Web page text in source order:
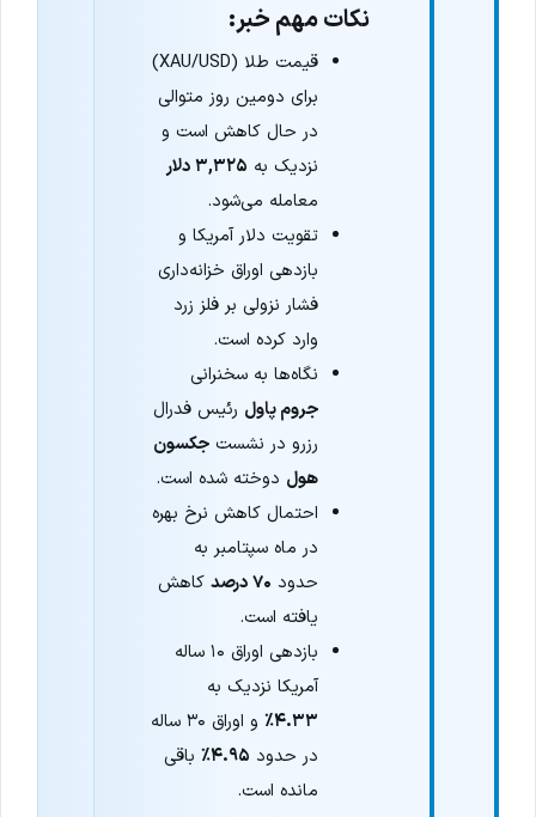
نکات مهم خبر:
قیمت طلا (XAU/USD)
برای دومین روز متوالی
در حال کاهش است و
نزدیک به ۳,۳۲۵ دلار
معامله می‌شود.
تقویت دلار آمریکا و
بازدهی اوراق خزانه‌داری
فشار نزولی بر فلز زرد
وارد کرده است.
نگاه‌ها به سخنرانی
جروم پاول رئیس فدرال
رزرو در نشستجکسون
هول دوخته شده است.
احتمال کاهش نرخ بهره
در ماه سپتامبر به
حدود ۷۰ درصد
کاهش
یافته است.
بازدهی اوراق ۱۰ ساله
آمریکا نزدیک به
۴.۳۳٪
و اوراق ۳۰ ساله
در حدود ۴.۹۵٪
باقی
مانده است.